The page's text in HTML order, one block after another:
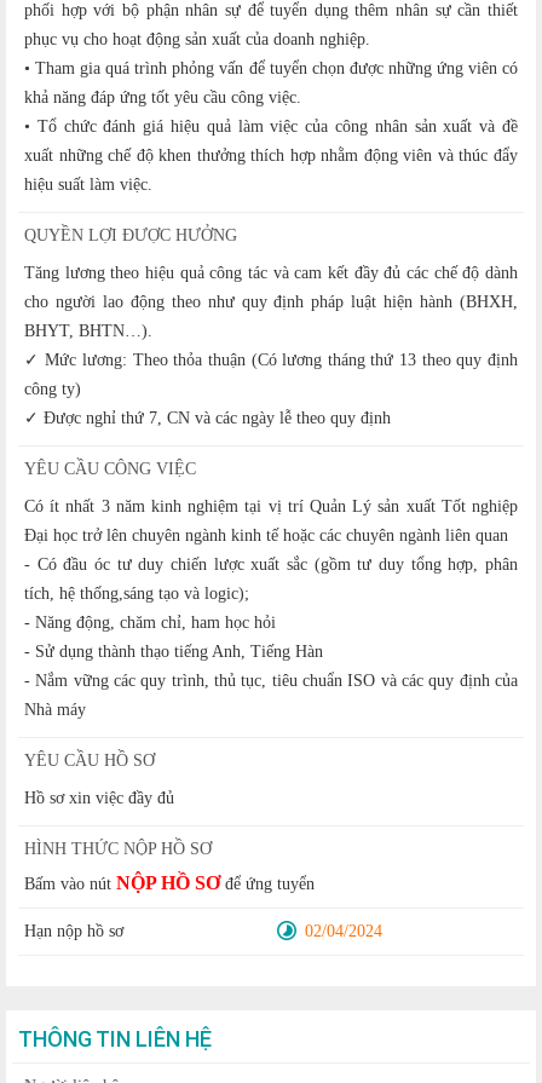
phối hợp với bộ phận nhân sự để tuyển dụng thêm nhân sự cần thiết
phục vụ cho hoạt động sản xuất của doanh nghiệp.
• Tham gia quá trình phỏng vấn để tuyển chọn được những ứng viên có
khả năng đáp ứng tốt yêu cầu công việc.
• Tổ chức đánh giá hiệu quả làm việc của công nhân sản xuất và đề
xuất những chế độ khen thưởng thích hợp nhằm động viên và thúc đẩy
hiệu suất làm việc.
QUYỀN LỢI ĐƯỢC HƯỞNG
Tăng lương theo hiệu quả công tác và cam kết đầy đủ các chế độ dành
cho người lao động theo như quy định pháp luật hiện hành (BHXH,
BHYT, BHTN…).
✓ Mức lương: Theo thỏa thuận (Có lương tháng thứ 13 theo quy định
công ty)
✓ Được nghỉ thứ 7, CN và các ngày lễ theo quy định
YÊU CẦU CÔNG VIỆC
Có ít nhất 3 năm kinh nghiệm tại vị trí Quản Lý sản xuất Tốt nghiệp
Đại học trở lên chuyên ngành kinh tế hoặc các chuyên ngành liên quan
- Có đầu óc tư duy chiến lược xuất sắc (gồm tư duy tổng hợp, phân
tích, hệ thống,sáng tạo và logic);
- Năng động, chăm chỉ, ham học hỏi
- Sử dụng thành thạo tiếng Anh, Tiếng Hàn
- Nắm vững các quy trình, thủ tục, tiêu chuẩn ISO và các quy định của
Nhà máy
YÊU CẦU HỒ SƠ
Hồ sơ xin việc đầy đủ
HÌNH THỨC NỘP HỒ SƠ
Bấm vào nút NỘP HỒ SƠđể ứng tuyển
Hạn nộp hồ sơ 02/04/2024
THÔNG TIN LIÊN HỆ